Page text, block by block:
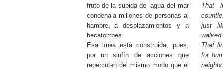
fruto de la subida del agua del mar
condena a millones de personas al
hambre, a desplazamientos y a
hecatombes.
Esa línea está construida, pues,
por un sinfín de acciones que
repercuten del mismo modo que el
That
just
That
for